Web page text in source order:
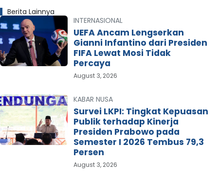
Berita Lainnya
INTERNASIONAL
UEFA Ancam Lengserkan
Gianni Infantino dari Presiden
FIFA Lewat Mosi Tidak
Percaya
August 3, 2026
KABAR NUSA
Survei LKPI: Tingkat Kepuasan
Publik terhadap Kinerja
Presiden Prabowo pada
Semester I 2026 Tembus 79,3
Persen
August 3, 2026